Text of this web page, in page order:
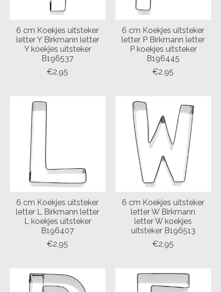
6 cm Koekjes uitsteker
letter Y Birkmann letter
Y koekjes uitsteker
B196537
€2,95
6 cm Koekjes uitsteker
letter P Birkmann letter
P koekjes uitsteker
B196445
€2,95
6 cm Koekjes uitsteker
letter L Birkmann letter
L koekjes uitsteker
B196407
€2,95
6 cm Koekjes uitsteker
letter W Birkmann
letter W koekjes
uitsteker B196513
€2,95